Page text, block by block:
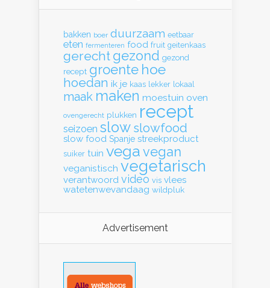
bakken boer duurzaam eetbaar
eten fermenteren food fruit geitenkaas
gerecht gezond gezond
recept groente hoe
hoedan ik je kaas lekker lokaal
maak maken moestuin oven
ovengerecht plukken recept
seizoen slow slowfood
slow food Spanje streekproduct
suiker tuin vega vegan
veganistisch vegetarisch
verantwoord video vis vlees
watetenwevandaag wildpluk
Advertisement